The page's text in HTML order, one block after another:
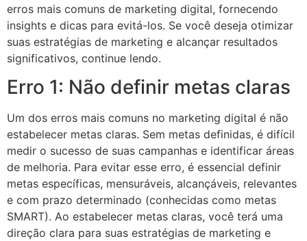
erros mais comuns de marketing digital, fornecendo
insights e dicas para evitá-los. Se você deseja otimizar
suas estratégias de marketing e alcançar resultados
significativos, continue lendo.
Erro 1: Não definir metas claras
Um dos erros mais comuns no marketing digital é não
estabelecer metas claras. Sem metas definidas, é difícil
medir o sucesso de suas campanhas e identificar áreas
de melhoria. Para evitar esse erro, é essencial definir
metas específicas, mensuráveis, alcançáveis, relevantes
e com prazo determinado (conhecidas como metas
SMART). Ao estabelecer metas claras, você terá uma
direção clara para suas estratégias de marketing e